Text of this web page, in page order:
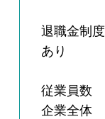
退職金制度
あり
従業員数
企業全体